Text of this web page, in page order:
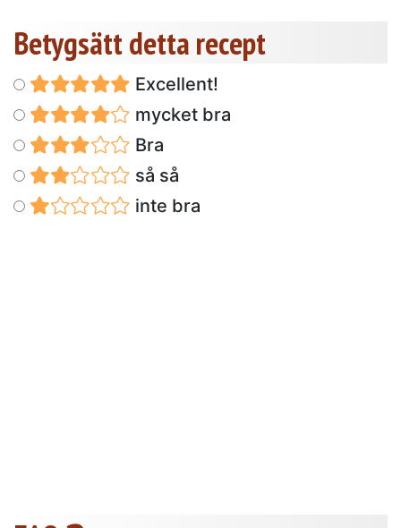
Betygsätt detta recept
Excellent!
mycket bra
Bra
så så
inte bra